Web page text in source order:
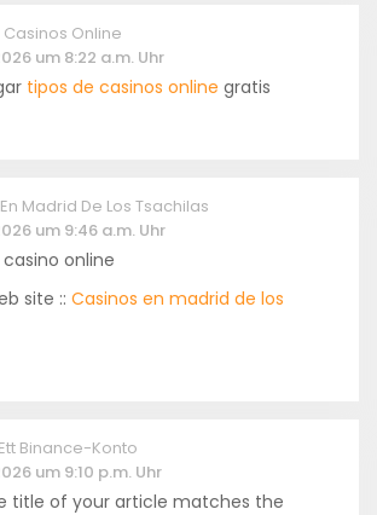
Casinos Online
um 8:22 a.m. Uhr
tipos de casinos online gratis
Madrid De Los Tsachilas
um 9:46 a.m. Uhr
online
site :: Casinos en madrid de los
Binance-Konto
um 9:10 p.m. Uhr
title of your article matches the